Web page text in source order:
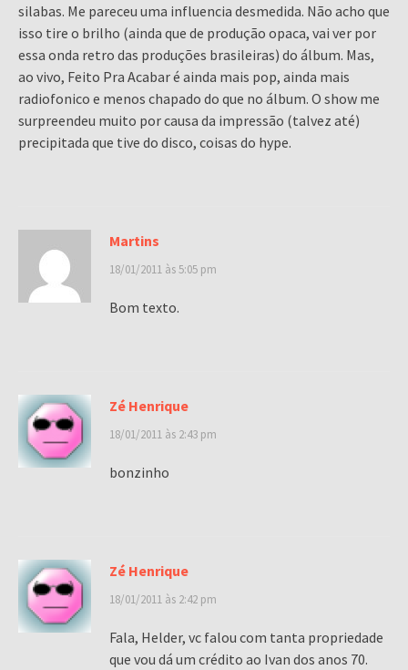
silabas. Me pareceu uma influencia desmedida. Não acho que
isso tire o brilho (ainda que de produção opaca, vai ver por
essa onda retro das produções brasileiras) do álbum. Mas,
ao vivo, Feito Pra Acabar é ainda mais pop, ainda mais
radiofonico e menos chapado do que no álbum. O show me
surpreendeu muito por causa da impressão (talvez até)
precipitada que tive do disco, coisas do hype.
Martins
18/01/2011 às 5:05 pm
Bom texto.
Zé Henrique
18/01/2011 às 2:43 pm
bonzinho
Zé Henrique
18/01/2011 às 2:42 pm
Fala, Helder, vc falou com tanta propriedade
que vou dá um crédito ao Ivan dos anos 70.